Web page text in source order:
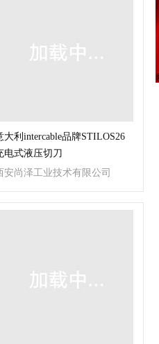
大利intercable品牌STILOS26
电式液压切刀
安尚泽工业技术有限公司